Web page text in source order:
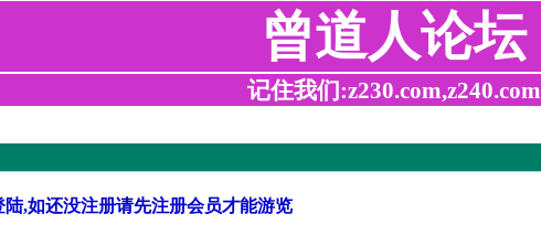
曾道人论坛
记住我们:z230.com,z240.com
,如还没注册请先注册会员才能游览